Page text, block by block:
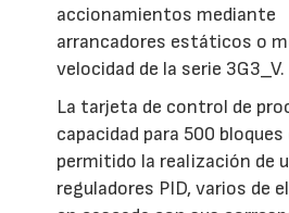
accionamientos mediante
arrancadores estáticos o
velocidad de la serie 3G3_V.
La tarjeta de control de
capacidad para 500
permitido la realización de
reguladores PID, varios de